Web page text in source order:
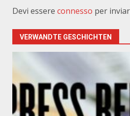
Devi essere connesso per
VERWANDTE GESCHICHTEN